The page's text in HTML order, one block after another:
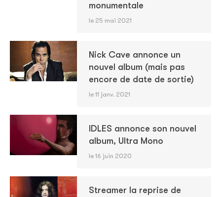
monumentale
le 25 mai 2021
Nick Cave annonce un
nouvel album (mais pas
encore de date de sortie)
le 11 janv. 2021
IDLES annonce son nouvel
album, Ultra Mono
le 16 juin 2020
Streamer la reprise de